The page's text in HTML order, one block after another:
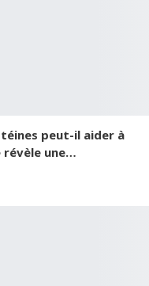
peut-il aider à
révèle une…